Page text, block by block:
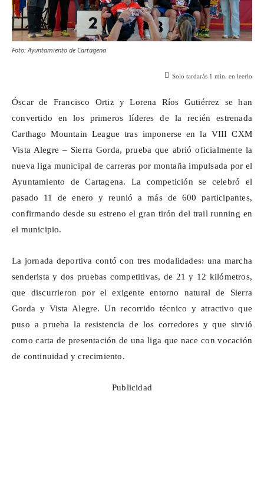
Foto: Ayuntamiento de Cartagena
Solo tardarás 1 min. en leerlo
Óscar de Francisco Ortiz y Lorena Ríos Gutiérrez se han
convertido en los primeros líderes de la recién estrenada
Carthago Mountain League tras imponerse en la VIII CXM
Vista Alegre – Sierra Gorda, prueba que abrió oficialmente la
nueva liga municipal de carreras por montaña impulsada por el
Ayuntamiento de Cartagena. La competición se celebró el
pasado 11 de enero y reunió a más de 600 participantes,
confirmando desde su estreno el gran tirón del trail running en
el municipio.
La jornada deportiva contó con tres modalidades: una marcha
senderista y dos pruebas competitivas, de 21 y 12 kilómetros,
que discurrieron por el exigente entorno natural de Sierra
Gorda y Vista Alegre. Un recorrido técnico y atractivo que
puso a prueba la resistencia de los corredores y que sirvió
como carta de presentación de una liga que nace con vocación
de continuidad y crecimiento.
Publicidad